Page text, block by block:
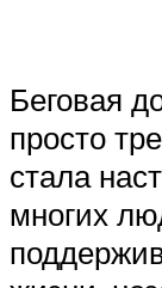
Беговая
просто
стала
многих